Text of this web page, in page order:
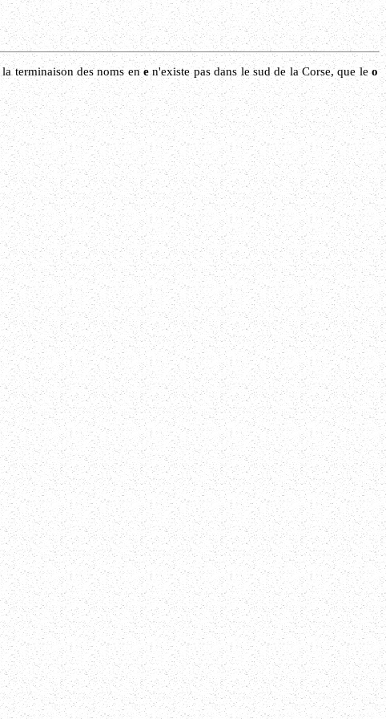
la terminaison des noms ene n'existe pas dans le sud de la Corse, que leo